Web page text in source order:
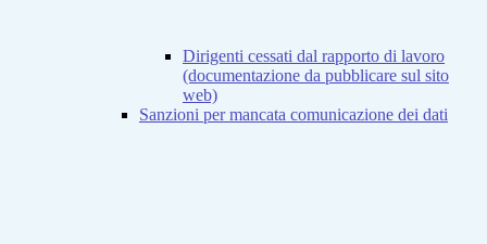
Dirigenti cessati dal rapporto di lavoro
(documentazione da pubblicare sul sito
web)
Sanzioni per mancata comunicazione dei dati